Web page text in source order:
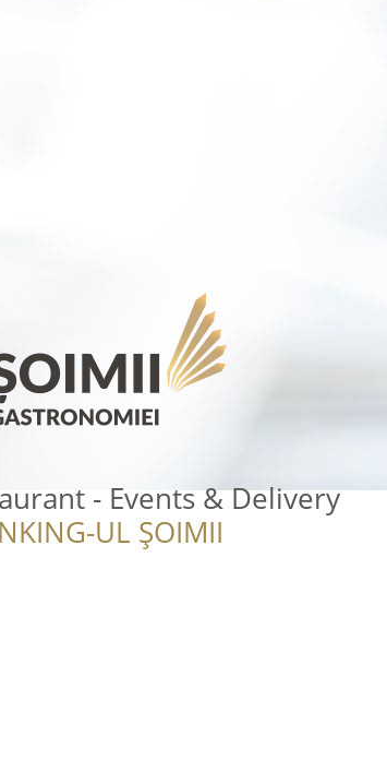
- Events & Delivery
UL ȘOIMII